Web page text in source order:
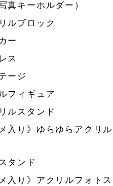
真キーホルダー）
ルブロック
ー
ス
ージ
フィギュア
ルスタンド
入り》ゆらゆらアクリル
タンド
入り》アクリルフォトス